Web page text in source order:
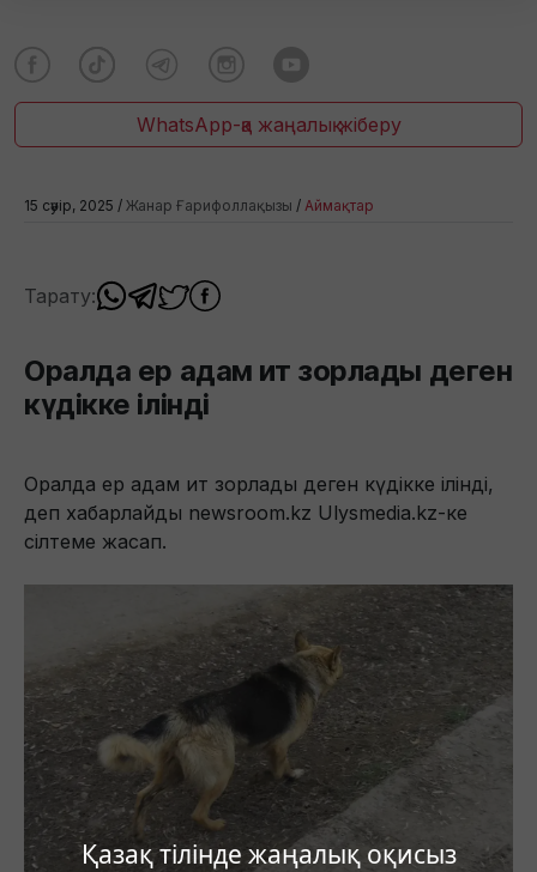
Қазақ тілінде жаңалық оқисыз
WhatsApp-қа жаңалық жіберу
15 сәуір, 2025 / Жанар Ғарифоллақызы / Аймақтар
Тарату:
Оралда ер адам ит зорлады деген
күдікке ілінді
Оралда ер адам ит зорлады деген күдікке ілінді,
деп хабарлайды newsroom.kz Ulysmedia.kz-ке
сілтеме жасап.